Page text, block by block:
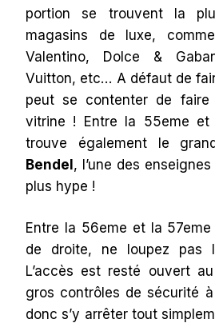
portion se trouvent la
magasins de luxe,
Valentino, Dolce &
Vuitton, etc… A défaut de
peut se contenter de
vitrine ! Entre la 55eme
trouve également le
Bendel, l’une des
plus hype !
Entre la 56eme et la
de droite, ne loupez pas
L’accès est resté ouvert
gros contrôles de sécurité à
donc s’y arrêter tout